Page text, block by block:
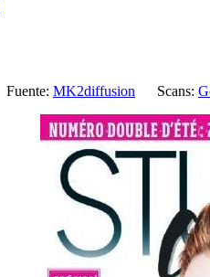
Fuente: MK2diffusion Scans: